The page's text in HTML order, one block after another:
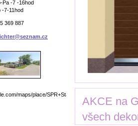
AKCE na
všech
Pa -7 -16hod
-7-11hod
369 887
@seznam.cz
maps/place/SPR+Stavebniny/